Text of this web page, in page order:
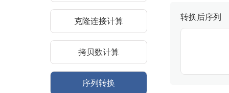
克隆连接计算
拷贝数计算
序列转换
转换后序列